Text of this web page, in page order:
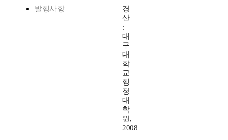
발행사항
경
산
:
대
구
대
학
교
행
정
대
학
원,
2008